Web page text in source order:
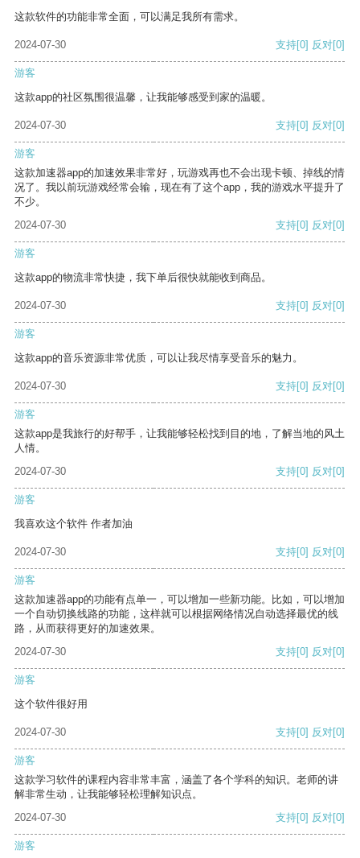
这款软件的功能非常全面，可以满足我所有需求。
2024-07-30 支持[0] 反对[0]
游客
这款app的社区氛围很温馨，让我能够感受到家的温暖。
2024-07-30 支持[0] 反对[0]
游客
这款加速器app的加速效果非常好，玩游戏再也不会出现卡顿、掉线的情
况了。我以前玩游戏经常会输，现在有了这个app，我的游戏水平提升了
不少。
2024-07-30
支持[0] 反对[0]
游客
这款app的物流非常快捷，我下单后很快就能收到商品。
2024-07-30 支持[0] 反对[0]
游客
这款app的音乐资源非常优质，可以让我尽情享受音乐的魅力。
2024-07-30 支持[0] 反对[0]
游客
这款app是我旅行的好帮手，让我能够轻松找到目的地，了解当地的风土
人情。
2024-07-30
支持[0] 反对[0]
游客
我喜欢这个软件 作者加油
2024-07-30 支持[0] 反对[0]
游客
这款加速器app的功能有点单一，可以增加一些新功能。比如，可以增加
一个自动切换线路的功能，这样就可以根据网络情况自动选择最优的线
路，从而获得更好的加速效果。
2024-07-30
支持[0] 反对[0]
游客
这个软件很好用
2024-07-30 支持[0] 反对[0]
游客
这款学习软件的课程内容非常丰富，涵盖了各个学科的知识。老师的讲
解非常生动，让我能够轻松理解知识点。
2024-07-30
支持[0] 反对[0]
游客